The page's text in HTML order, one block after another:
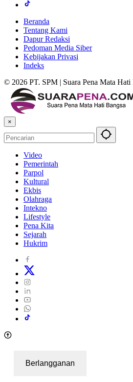
Beranda
Tentang Kami
Dapur Redaksi
Pedoman Media Siber
Kebijakan Privasi
Indeks
© 2026 PT. SPM | Suara Pena Mata Hati
×
Video
Pemerintah
Parpol
Kultural
Ekbis
Olahraga
Intekno
Lifestyle
Pena Kita
Sejarah
Hukrim
Berlangganan